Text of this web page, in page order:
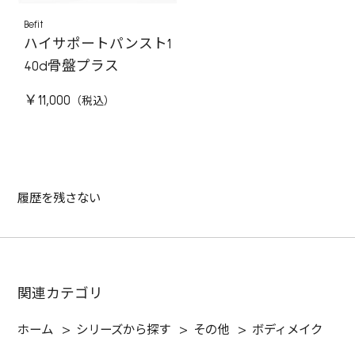
Befit
ハイサポートパンスト1
40d骨盤プラス
￥11,000
履歴を残さない
関連カテゴリ
ホーム > シリーズから探す > その他 > ボディメイク